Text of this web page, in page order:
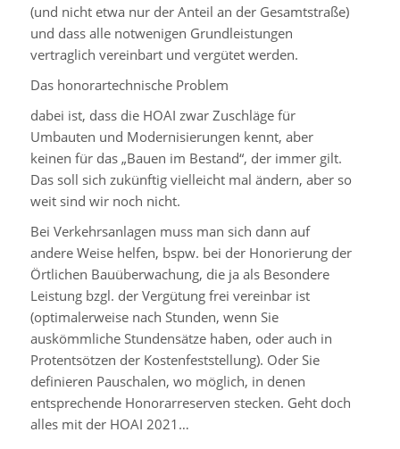
(und nicht etwa nur der Anteil an der Gesamtstraße)
und dass alle notwenigen Grundleistungen
vertraglich vereinbart und vergütet werden.
Das honorartechnische Problem
dabei ist, dass die HOAI zwar Zuschläge für
Umbauten und Modernisierungen kennt, aber
keinen für das „Bauen im Bestand“, der immer gilt.
Das soll sich zukünftig vielleicht mal ändern, aber so
weit sind wir noch nicht.
Bei Verkehrsanlagen muss man sich dann auf
andere Weise helfen, bspw. bei der Honorierung der
Örtlichen Bauüberwachung, die ja als Besondere
Leistung bzgl. der Vergütung frei vereinbar ist
(optimalerweise nach Stunden, wenn Sie
auskömmliche Stundensätze haben, oder auch in
Protentsötzen der Kostenfeststellung). Oder Sie
definieren Pauschalen, wo möglich, in denen
entsprechende Honorarreserven stecken. Geht doch
alles mit der HOAI 2021…